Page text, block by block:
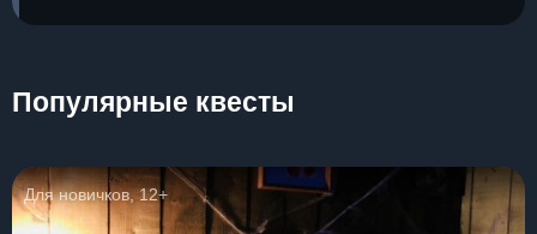
Популярные квесты
Для новичков, 12+